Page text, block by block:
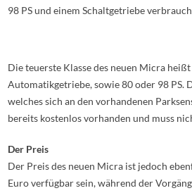
98 PS und einem Schaltgetriebe
Die teuerste Klasse des neuen Micra
Automatikgetriebe, sowie 80 oder 98 PS.
welches sich an den vorhandenen
bereits kostenlos vorhanden und muss
Der Preis
Der Preis des neuen Micra ist jedoch
Euro verfügbar sein, während der